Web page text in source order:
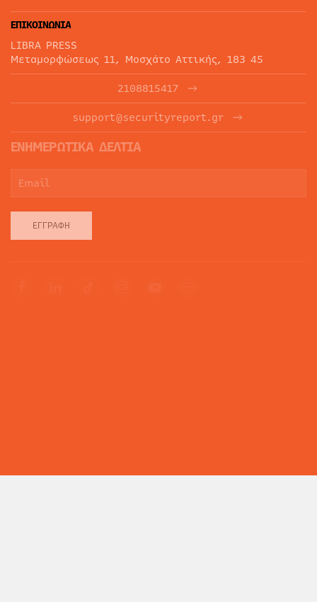
ΕΠΙΚΟΙΝΩΝΙΑ
LIBRA PRESS
Μεταμορφώσεως 11, Μοσχάτο Αττικής, 183 45
2108815417
support@securityreport.gr
ΕΝΗΜΕΡΩΤΙΚΑ ΔΕΛΤΙΑ
ΕΓΓΡΑΦΉ